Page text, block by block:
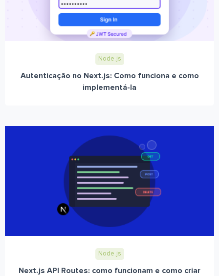
Node.js
Autenticação no Next.js: Como funciona e como
implementá-la
Node.js
Next.js API Routes: como funcionam e como criar